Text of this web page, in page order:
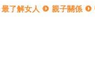
最了解女人 親子關係